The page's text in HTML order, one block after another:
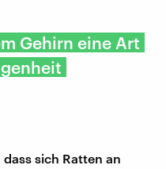
Gehirn eine Art
sich Ratten an